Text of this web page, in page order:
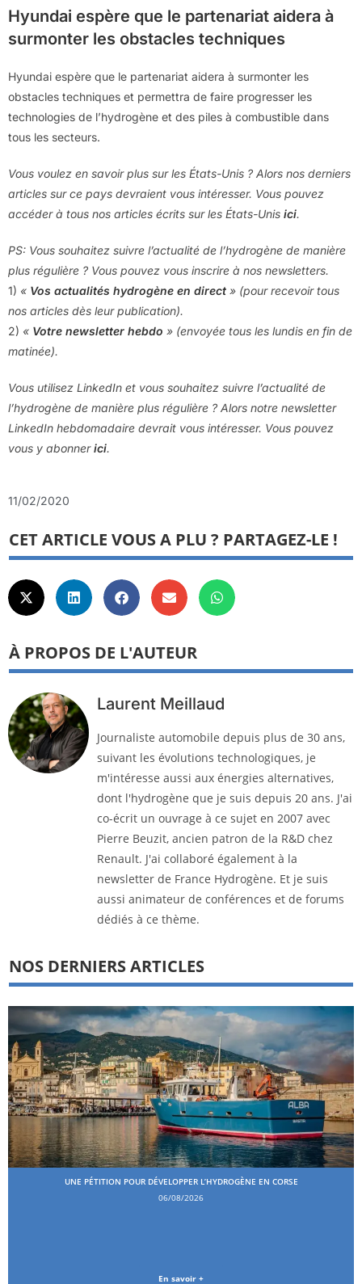
Hyundai espère que le partenariat aidera à
surmonter les obstacles techniques
Hyundai espère que le partenariat aidera à surmonter les
obstacles techniques et permettra de faire progresser les
technologies de l’hydrogène et des piles à combustible dans
tous les secteurs.
Vous voulez en savoir plus sur les États-Unis ? Alors nos derniers
articles sur ce pays devraient vous intéresser. Vous pouvez
accéder à tous nos articles écrits sur les États-Unis ici.
PS: Vous souhaitez suivre l’actualité de l’hydrogène de manière
plus régulière ? Vous pouvez vous inscrire à nos newsletters.
1) « Vos actualités hydrogène en direct » (pour recevoir tous
nos articles dès leur publication).
2) « Votre newsletter hebdo » (envoyée tous les lundis en fin de
matinée).
Vous utilisez LinkedIn et vous souhaitez suivre l’actualité de
l’hydrogène de manière plus régulière ? Alors notre newsletter
LinkedIn hebdomadaire devrait vous intéresser. Vous pouvez
vous y abonnerici.
11/02/2020
CET ARTICLE VOUS A PLU ? PARTAGEZ-LE !
À PROPOS DE L'AUTEUR
Laurent Meillaud
Journaliste automobile depuis plus de 30 ans,
suivant les évolutions technologiques, je
m'intéresse aussi aux énergies alternatives,
dont l'hydrogène que je suis depuis 20 ans. J'ai
co-écrit un ouvrage à ce sujet en 2007 avec
Pierre Beuzit, ancien patron de la R&D chez
Renault. J'ai collaboré également à la
newsletter de France Hydrogène. Et je suis
aussi animateur de conférences et de forums
dédiés à ce thème.
NOS DERNIERS ARTICLES
UNE PÉTITION POUR DÉVELOPPER L’HYDROGÈNE EN CORSE
06/08/2026
En savoir +